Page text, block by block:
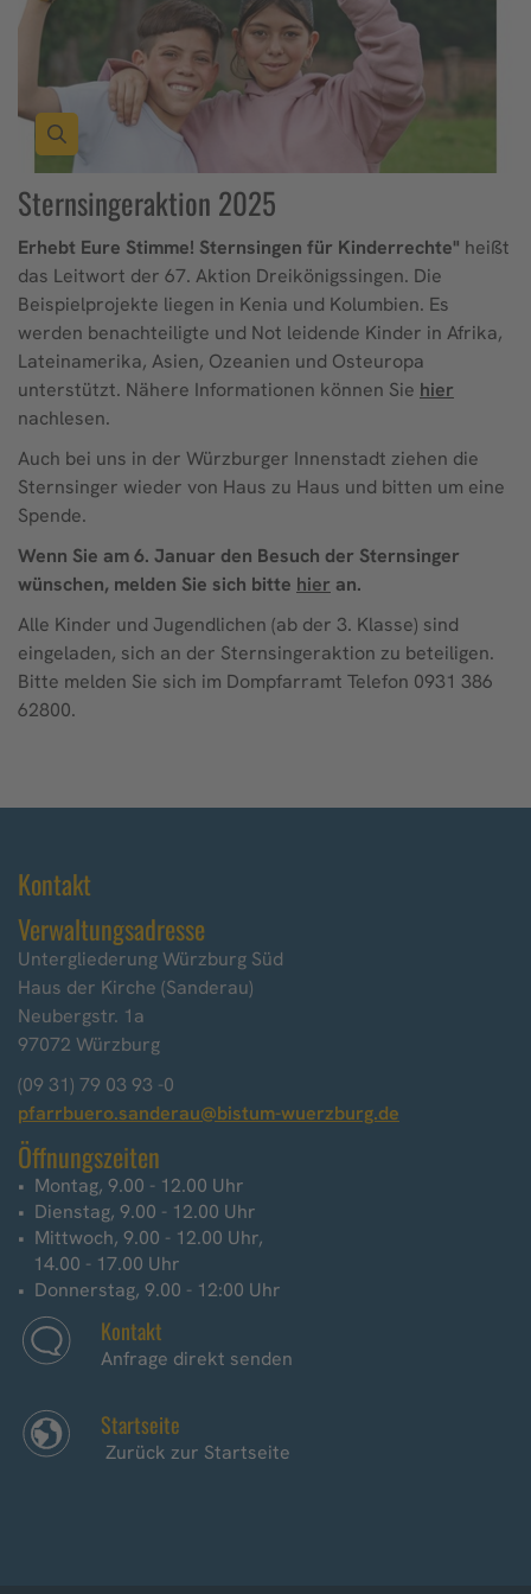
Sternsingeraktion 2025
Erhebt Eure Stimme! Sternsingen für Kinderrechte" heißt
das Leitwort der 67. Aktion Dreikönigssingen. Die
Beispielprojekte liegen in Kenia und Kolumbien. Es
werden benachteiligte und Not leidende Kinder in Afrika,
Lateinamerika, Asien, Ozeanien und Osteuropa
unterstützt. Nähere Informationen können Sie hier
nachlesen.
Auch bei uns in der Würzburger Innenstadt ziehen die
Sternsinger wieder von Haus zu Haus und bitten um eine
Spende.
Wenn Sie am 6. Januar den Besuch der Sternsinger
wünschen, melden Sie sich bitte hier an.
Alle Kinder und Jugendlichen (ab der 3. Klasse) sind
eingeladen, sich an der Sternsingeraktion zu beteiligen.
Bitte melden Sie sich im Dompfarramt Telefon 0931 386
62800.
Kontakt
Verwaltungsadresse
Untergliederung Würzburg Süd
Haus der Kirche (Sanderau)
Neubergstr. 1a
97072 Würzburg
(09 31) 79 03 93 -0
pfarrbuero.sanderau@bistum-wuerzburg.de
Öffnungszeiten
Montag, 9.00 - 12.00 Uhr
Dienstag, 9.00 - 12.00 Uhr
Mittwoch, 9.00 - 12.00 Uhr,
14.00 - 17.00 Uhr
Donnerstag, 9.00 - 12:00 Uhr
Kontakt
Anfrage direkt senden
Startseite
Zurück zur Startseite